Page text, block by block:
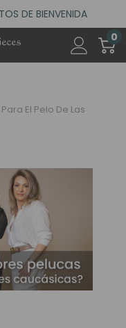
DE BIENVENIDA
EN MADRID
0
El Pelo De Las